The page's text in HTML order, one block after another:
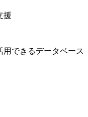
援
できるデータベース